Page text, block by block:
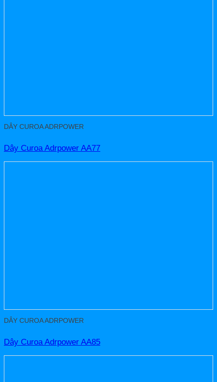
DÂY CUROA ADRPOWER
Dây Curoa Adrpower AA77
DÂY CUROA ADRPOWER
Dây Curoa Adrpower AA85